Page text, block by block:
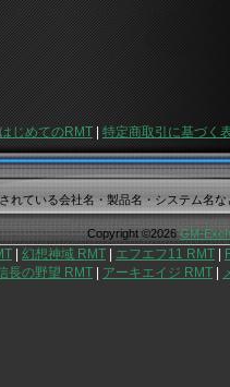
はじめてのRMT | 特定商取引に基づく
れている会社名・製品名・システム名
Copyright ©2026GM-
幻想神域 RMT エフエフ11 RMT
長の野望 RMT アーキエイジ RMT